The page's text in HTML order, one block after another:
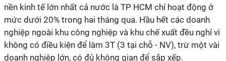
nền kinh tế lớn nhất cả nước là TP HCM chỉ hoạt động ở
mức dưới 20% trong hai tháng qua. Hầu hết các doanh
nghiệp ngoài khu công nghiệp và khu chế xuất đều nghỉ vì
không có điều kiện để làm 3T (3 tại chỗ - NV), trừ một vài
doanh nghiệp lớn, có đủ không gian để sắp xếp.